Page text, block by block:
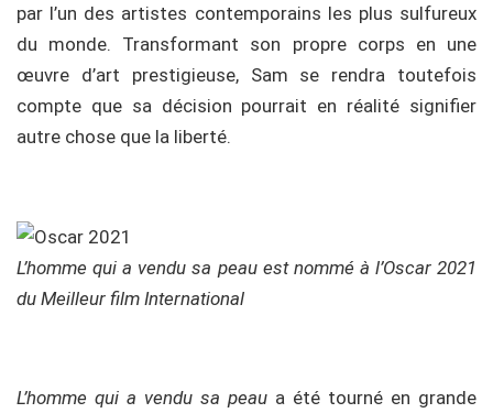
par l’un des artistes contemporains les plus sulfureux
du monde. Transformant son propre corps en une
œuvre d’art prestigieuse, Sam se rendra toutefois
compte que sa décision pourrait en réalité signifier
autre chose que la liberté.
L’homme qui a vendu sa peau est nommé à l’Oscar 2021
du Meilleur film International
L’homme qui a vendu sa peau a été tourné en grande